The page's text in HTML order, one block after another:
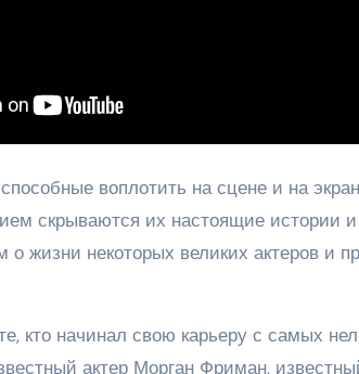
воплотить на сцене и на
скрываются их настоящие истории
о жизни некоторых великих актеров и
кто начинал свою карьеру с самых
актер Морган Фриман,